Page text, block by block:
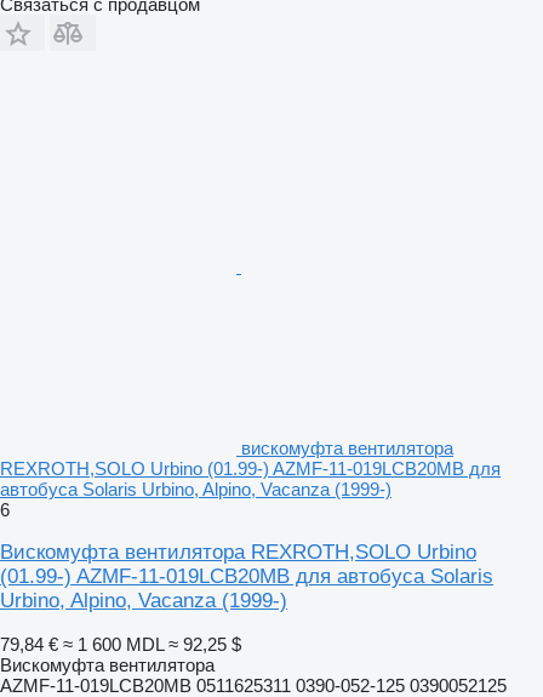
вискомуфта вентилятора
REXROTH,SOLO Urbino (01.99-) AZMF-11-019LCB20MB для
автобуса Solaris Urbino, Alpino, Vacanza (1999-)
6
Вискомуфта вентилятора REXROTH,SOLO Urbino
(01.99-) AZMF-11-019LCB20MB для автобуса Solaris
Urbino, Alpino, Vacanza (1999-)
79,84 € ≈ 1 600 MDL ≈ 92,25 $
Вискомуфта вентилятора
AZMF-11-019LCB20MB 0511625311 0390-052-125 0390052125